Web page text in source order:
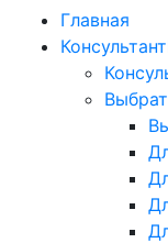
Главная